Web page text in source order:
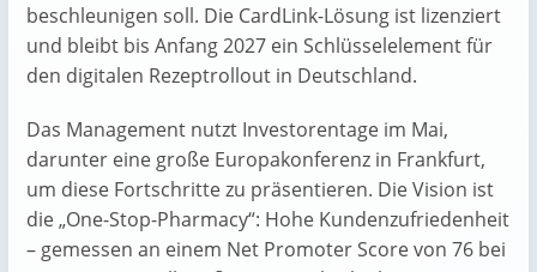
beschleunigen soll. Die CardLink-Lösung ist lizenziert
und bleibt bis Anfang 2027 ein Schlüsselelement für
den digitalen Rezeptrollout in Deutschland.
Das Management nutzt Investorentage im Mai,
darunter eine große Europakonferenz in Frankfurt,
um diese Fortschritte zu präsentieren. Die Vision ist
die „One-Stop-Pharmacy“: Hohe Kundenzufriedenheit
– gemessen an einem Net Promoter Score von 76 bei